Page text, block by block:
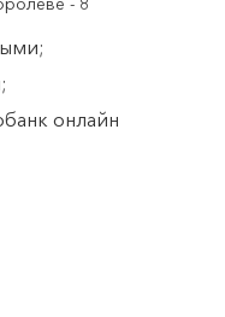
онлайн